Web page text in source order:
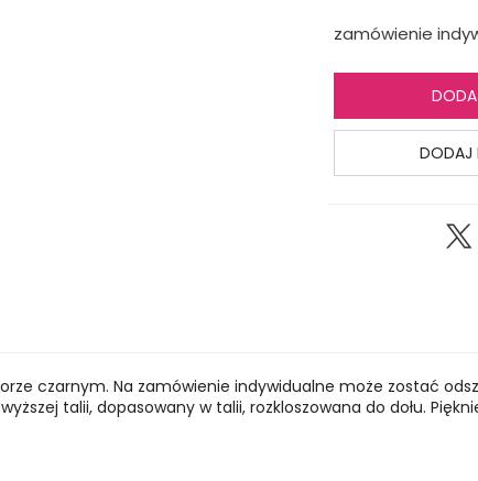
zamówienie
DODAJ
czarnym. Na zamówienie indywidualne może zostać
talii, dopasowany w talii, rozkloszowana do dołu.